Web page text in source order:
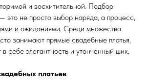
и восхитительной. Подбор
это не просто выбор наряда, а процесс,
и ожиданиями. Среди множества
занимают прямые свадебные платья,
себе элегантность и утонченный шик.
платьев